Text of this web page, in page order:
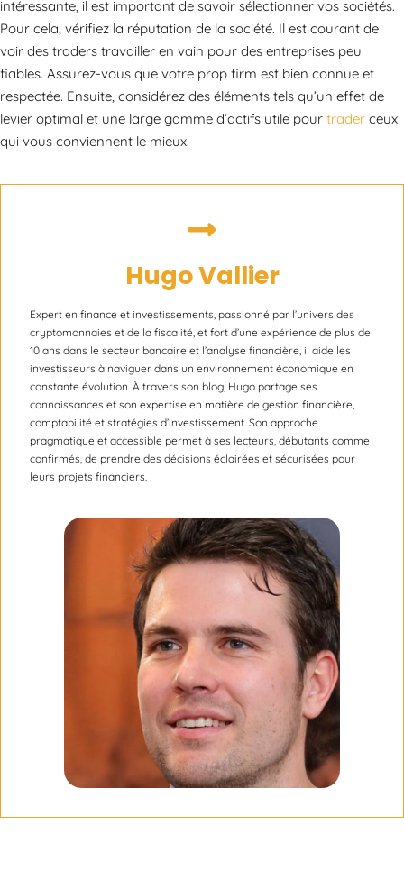
intéressante, il est important de savoir sélectionner vos sociétés.
Pour cela, vérifiez la réputation de la société. Il est courant de
voir des traders travailler en vain pour des entreprises peu
fiables. Assurez-vous que votre prop firm est bien connue et
respectée. Ensuite, considérez des éléments tels qu’un effet de
levier optimal et une large gamme d’actifs utile pour trader ceux
qui vous conviennent le mieux.
Hugo Vallier
Expert en finance et investissements, passionné par l’univers des
cryptomonnaies et de la fiscalité, et fort d’une expérience de plus de
10 ans dans le secteur bancaire et l’analyse financière, il aide les
investisseurs à naviguer dans un environnement économique en
constante évolution. À travers son blog, Hugo partage ses
connaissances et son expertise en matière de gestion financière,
comptabilité et stratégies d’investissement. Son approche
pragmatique et accessible permet à ses lecteurs, débutants comme
confirmés, de prendre des décisions éclairées et sécurisées pour
leurs projets financiers.